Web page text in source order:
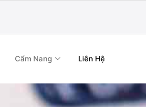
Cẩm Nang Liên Hệ